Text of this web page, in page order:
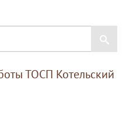
ТОСП Котельский